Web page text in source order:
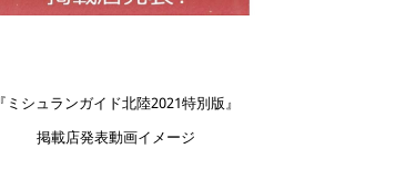
『ミシュランガイド北陸2021特別版』
掲載店発表動画イメージ